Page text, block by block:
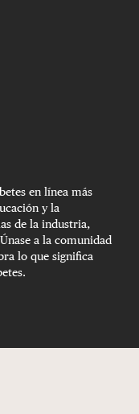
en línea más
y la
de la industria,
a la comunidad
lo que significa